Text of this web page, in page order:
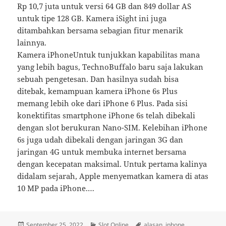
Rp 10,7 juta untuk versi 64 GB dan 849 dollar AS
untuk tipe 128 GB. Kamera iSight ini juga
ditambahkan bersama sebagian fitur menarik
lainnya.
Kamera iPhoneUntuk tunjukkan kapabilitas mana
yang lebih bagus, TechnoBuffalo baru saja lakukan
sebuah pengetesan. Dan hasilnya sudah bisa
ditebak, kemampuan kamera iPhone 6s Plus
memang lebih oke dari iPhone 6 Plus. Pada sisi
konektifitas smartphone iPhone 6s telah dibekali
dengan slot berukuran Nano-SIM. Kelebihan iPhone
6s juga udah dibekali dengan jaringan 3G dan
jaringan 4G untuk membuka internet bersama
dengan kecepatan maksimal. Untuk pertama kalinya
didalam sejarah, Apple menyematkan kamera di atas
10 MP pada iPhone.…
Posted Categories Tags